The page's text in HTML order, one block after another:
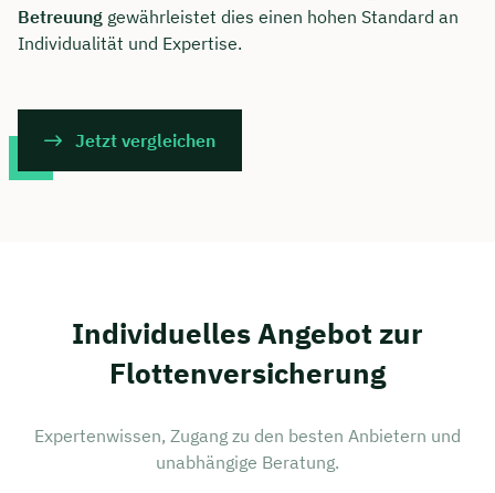
Betreuung gewährleistet dies einen hohen Standard an
Individualität und Expertise.
Jetzt vergleichen
Individuelles Angebot zur
Flottenversicherung
Expertenwissen, Zugang zu den besten Anbietern und
unabhängige Beratung.